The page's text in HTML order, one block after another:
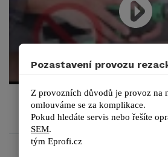
Brocas RUBI diamant
Pozastavení provozu
Z provozních důvodů je provoz na
omlouváme se za komplikace.
Pokud hledáte servis nebo řešíte
SEM.
tým Eprofi.cz